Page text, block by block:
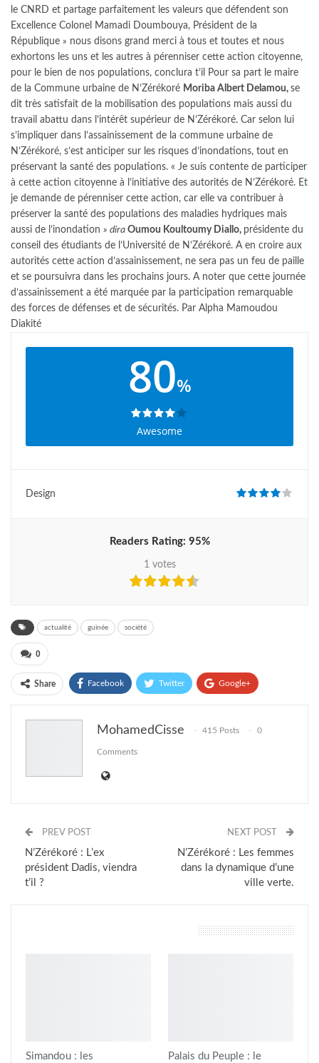
le CNRD et partage parfaitement les valeurs que défendent son
Excellence Colonel Mamadi Doumbouya, Président de la
République » nous disons grand merci à tous et toutes et nous
exhortons les uns et les autres à pérenniser cette action citoyenne,
pour le bien de nos populations, conclura t’il
Pour sa part le maire
de la Commune urbaine de N’Zérékoré Moriba Albert Delamou, se
dit très satisfait de la mobilisation des populations mais aussi du
travail abattu dans l’intérêt supérieur de N’Zérékoré. Car selon lui
s’impliquer dans l’assainissement de la commune urbaine de
N’Zérékoré, s’est anticiper sur les risques d’inondations, tout en
préservant la santé des populations. « Je suis contente de participer
à cette action citoyenne à l’initiative des autorités de N’Zérékoré. Et
je demande de pérenniser cette action, car elle va contribuer à
préserver la santé des populations des maladies hydriques mais
aussi de l’inondation » dira Oumou Koultoumy Diallo, présidente du
conseil des étudiants de l’Université de N’Zérékoré. A en croire aux
autorités cette action d’assainissement, ne sera pas un feu de paille
et se poursuivra dans les prochains jours. A noter que cette journée
d’assainissement a été marquée par la participation remarquable
des forces de défenses et de sécurités. Par Alpha Mamoudou
Diakité
80%
Awesome
Design
Readers Rating: 95%
1 votes
actualité guinée société
0
Share Facebook Twitter Google+
MohamedCisse 415 Posts 0
Comments
PREV POST
N’Zérékoré : L’ex
président Dadis, viendra
t’il ?
NEXT POST
N’Zérékoré : Les femmes
dans la dynamique d’une
ville verte.
Simandou : les Palais du Peuple : le